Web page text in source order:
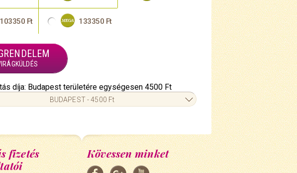
103350 Ft 133350 Ft
díja: Budapest területére egységesen 4500 Ft
BUDAPEST - 4500 Ft
fizetés
Kövessen minket